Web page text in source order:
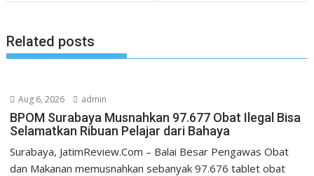
Related posts
Aug 6, 2026 admin
BPOM Surabaya Musnahkan 97.677 Obat Ilegal Bisa
Selamatkan Ribuan Pelajar dari Bahaya
Surabaya, JatimReview.Com – Balai Besar Pengawas Obat
dan Makanan memusnahkan sebanyak 97.676 tablet obat